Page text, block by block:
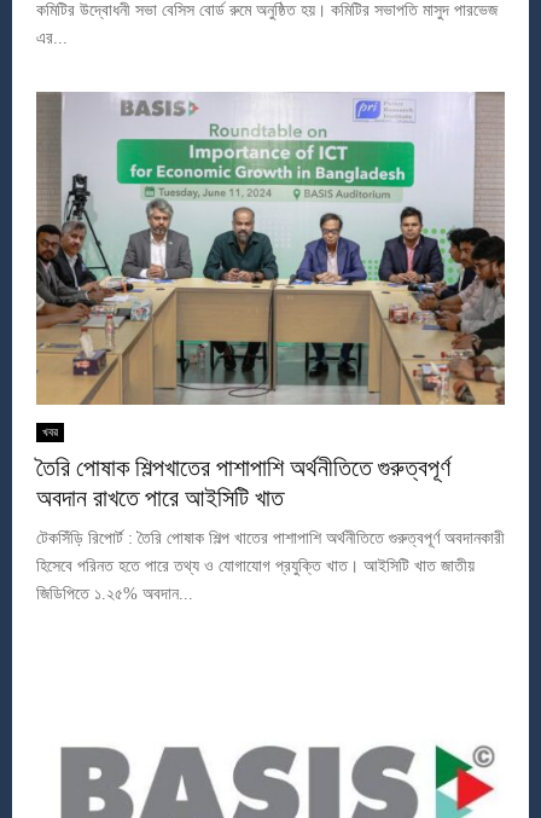
কমিটির উদ্বোধনী সভা বেসিস বোর্ড রুমে অনুষ্ঠিত হয়। কমিটির সভাপতি মাসুদ পারভেজ
এর...
খবর
তৈরি পোষাক শিল্পখাতের পাশাপাশি অর্থনীতিতে গুরুত্বপূর্ণ
অবদান রাখতে পারে আইসিটি খাত
টেকসিঁড়ি রিপোর্ট : তৈরি পোষাক শিল্প খাতের পাশাপাশি অর্থনীতিতে গুরুত্বপূর্ণ অবদানকারী
হিসেবে পরিনত হতে পারে তথ্য ও যোগাযোগ প্রযুক্তি খাত। আইসিটি খাত জাতীয়
জিডিপিতে ১.২৫% অবদান...